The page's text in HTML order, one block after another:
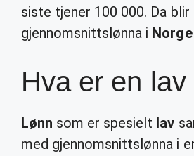
siste tjener 100 000. Da blir
gjennomsnittslønna i Norge
Hva er en
Lønn som er spesielt lav
med gjennomsnittslønna i